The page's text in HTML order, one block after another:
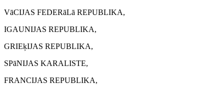
VāCIJAS FEDERāLā REPUBLIKA,
IGAUNIJAS REPUBLIKA,
GRIEķIJAS REPUBLIKA,
SPāNIJAS KARALISTE,
FRANCIJAS REPUBLIKA,